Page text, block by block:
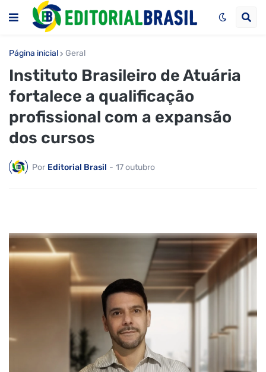
Página inicial Geral
Instituto Brasileiro de Atuária
fortalece a qualificação
profissional com a expansão
dos cursos
Por Editorial Brasil - 17 outubro